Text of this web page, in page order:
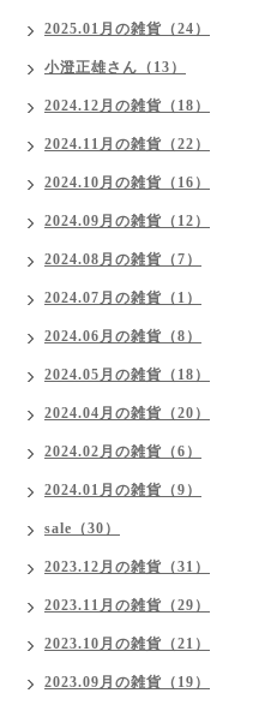
2025.01月の雑貨（24）
小澄正雄さん（13）
2024.12月の雑貨（18）
2024.11月の雑貨（22）
2024.10月の雑貨（16）
2024.09月の雑貨（12）
2024.08月の雑貨（7）
2024.07月の雑貨（1）
2024.06月の雑貨（8）
2024.05月の雑貨（18）
2024.04月の雑貨（20）
2024.02月の雑貨（6）
2024.01月の雑貨（9）
sale（30）
2023.12月の雑貨（31）
2023.11月の雑貨（29）
2023.10月の雑貨（21）
2023.09月の雑貨（19）